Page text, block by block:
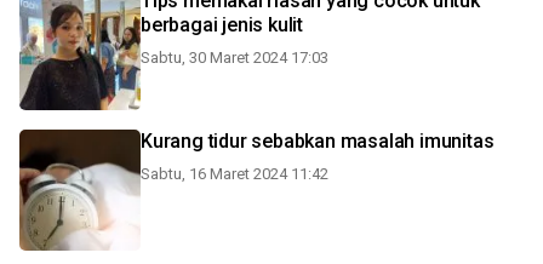
berbagai jenis kulit
Sabtu, 30 Maret 2024 17:03
Kurang tidur sebabkan masalah imunitas
Sabtu, 16 Maret 2024 11:42